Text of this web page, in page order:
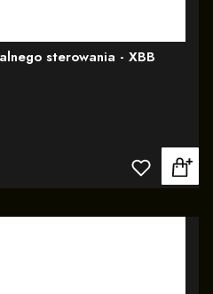
sterowania - XBB